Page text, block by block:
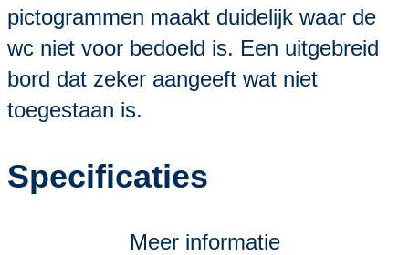
pictogrammen maakt duidelijk waar de
wc niet voor bedoeld is. Een uitgebreid
bord dat zeker aangeeft wat niet
toegestaan is.
Specificaties
Meer informatie